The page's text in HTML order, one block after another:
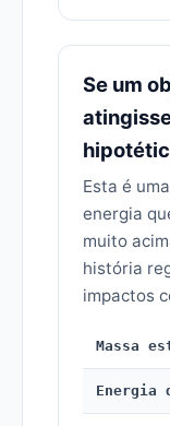
Se um
Esta é
energia
muito
história
impactos
Massa
Energia